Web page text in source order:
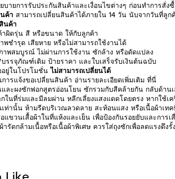
ายการรับประกันสินค้าและเงื่อนไขต่างๆ ก่อนทำการสั่
ค้า สามารถเปลี่ยนสินค้าได้ภายใน 14 วัน นับจากวันที่ลูก
นค้า
ผิดรุ่น สี หรือขนาด ให้กับลูกค้า
พชำรุด เสียหาย หรือไม่สามารถใช้งานได้
าพสมบูรณ์ ไม่ผ่านการใช้งาน ซักล้าง หรือดัดแปลง
รรจุภัณฑ์เดิม ป้ายราคา และใบเสร็จรับเงินต้นฉบับ
อยู่ในโปรโมชั่นไม่สามารถเปลี่ยนได้
ารแจ้งขอเปลี่ยนสินค้า อ่านรายละเอียดเพิ่มเติม ที่นี่
ละผงซักฟอกสูตรอ่อนโยน ซักรวมกับสีคล้ายกัน กลับด้าน
ในที่ร่มและมีลมผ่าน หลีกเลี่ยงแสงแดดโดยตรง หากใช้เ
ท่านั้น ห้ามรีดบริเวณลวดลาย สะท้อนแสง หรือเนื้อผ้าเท
แขวนเสื้อผ้าในที่แห้งและเย็น เพื่อป้องกันรอยยับและการเ
ารัดกล้ามเนื้อหรือเนื้อผ้าพิเศษ ควรใส่ถุงซักเพื่อลดแรงดึง